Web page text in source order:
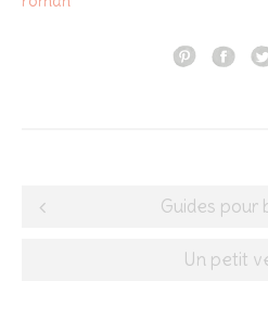
Post
Guides pour
Un petit